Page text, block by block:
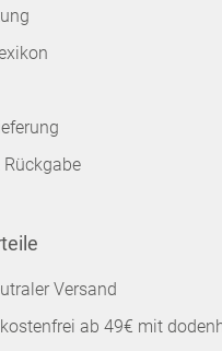
Versand
ab 49€ mit